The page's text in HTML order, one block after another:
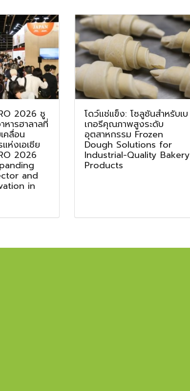
2026 ชู
ารฮาลาลที่
คลื่อน
ห่งเอเชีย
2026
and
in
โดว์แช่แข็ง: โซลูชันสำหรับเบ
เกอรีคุณภาพสูงระดับ
อุตสาหกรรม Frozen
Dough Solutions for
Industrial-Quality Bakery
Products